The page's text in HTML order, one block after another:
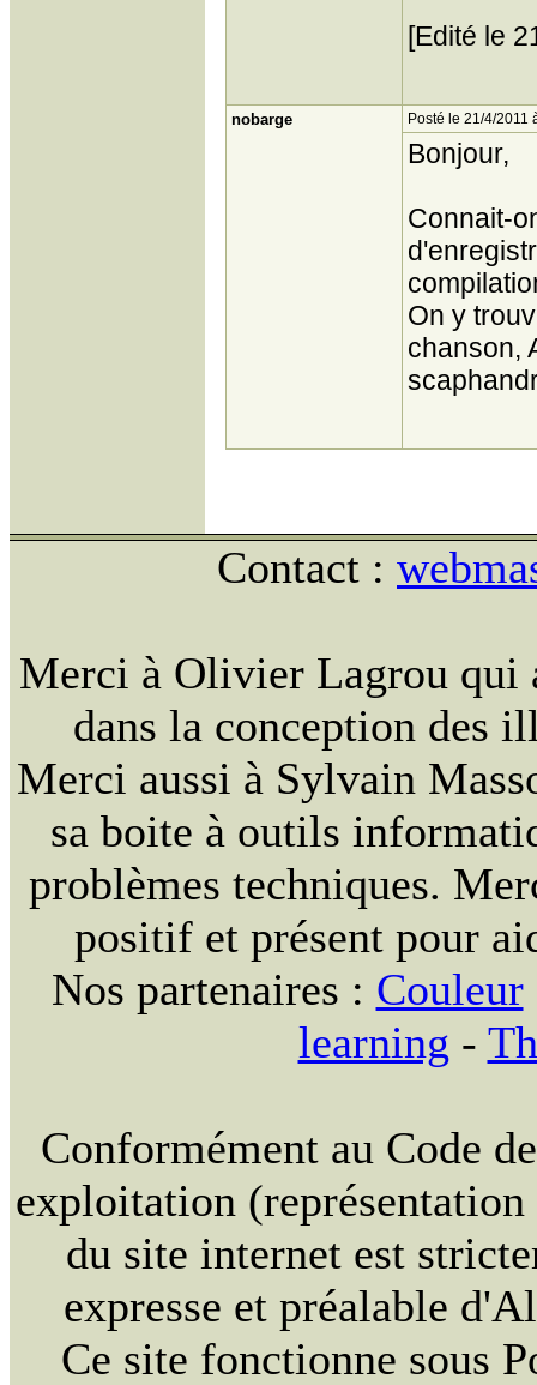
[Edité le
nobarge Posté le 21/4/2011
Bonjour,
Connait-
On y
chanson,
Contact :
Merci à Olivier Lagrou qui
dans la conception des
Merci aussi à Sylvain
sa boite à outils
problèmes techniques.
positif et présent pour
Nos partenaires : Couleur
learning -
Conformément au Code
exploitation
du site internet est
expresse et préalable
Ce site fonctionne sous